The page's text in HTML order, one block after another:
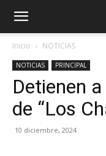
Inicio NOTICIAS
NOTICIAS PRINCIPAL
Detienen
de “Los
10 diciembre, 2024